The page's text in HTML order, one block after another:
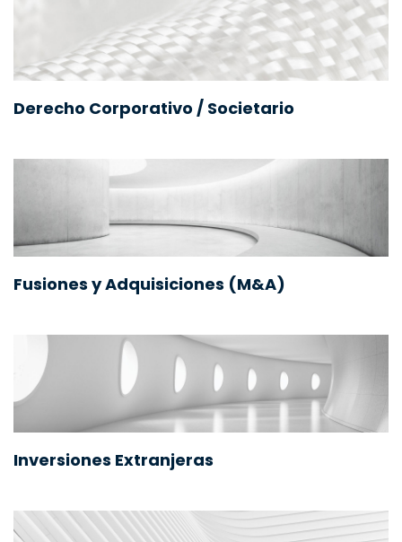
Derecho Corporativo / Societario
Fusiones y Adquisiciones (M&A)
Inversiones Extranjeras